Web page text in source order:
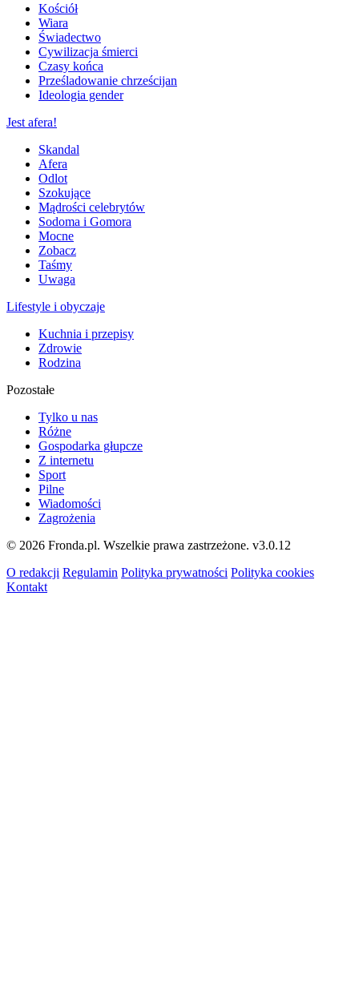
Kościół
Wiara
Świadectwo
Cywilizacja śmierci
Czasy końca
Prześladowanie chrześcijan
Ideologia gender
Jest afera!
Skandal
Afera
Odlot
Szokujące
Mądrości celebrytów
Sodoma i Gomora
Mocne
Zobacz
Taśmy
Uwaga
Lifestyle i obyczaje
Kuchnia i przepisy
Zdrowie
Rodzina
Pozostałe
Tylko u nas
Różne
Gospodarka głupcze
Z internetu
Sport
Pilne
Wiadomości
Zagrożenia
© 2026 Fronda.pl. Wszelkie prawa zastrzeżone. v3.0.12
O redakcji Regulamin Polityka prywatności Polityka cookies
Kontakt